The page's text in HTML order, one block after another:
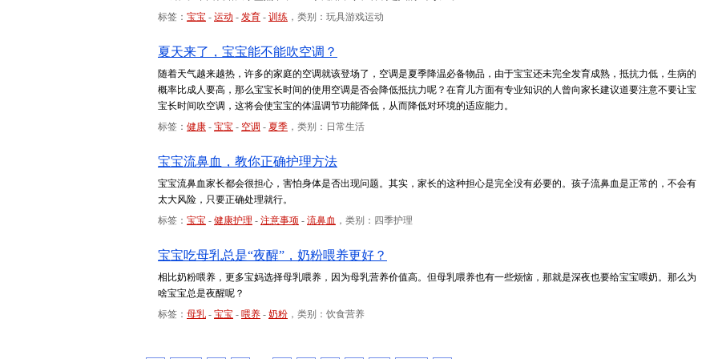
标签： 宝宝 - 运动 - 发育 - 训练 ，类别：玩具游戏运动
夏天来了，宝宝能不能吹空调？
随着天气越来越热，许多的家庭的空调就该登场了，空调是夏季降温必备物品，由于宝宝还未完全发育成熟，抵抗力低，生病的
概率比成人要高，那么宝宝长时间的使用空调是否会降低抵抗力呢？在育儿方面有专业知识的人曾向家长建议道要注意不要让宝
宝长时间吹空调，这将会使宝宝的体温调节功能降低，从而降低对环境的适应能力。
标签： 健康 - 宝宝 - 空调 - 夏季 ，类别：日常生活
宝宝流鼻血，教你正确护理方法
宝宝流鼻血家长都会很担心，害怕身体是否出现问题。其实，家长的这种担心是完全没有必要的。孩子流鼻血是正常的，不会有
太大风险，只要正确处理就行。
标签： 宝宝 - 健康护理 - 注意事项 - 流鼻血 ，类别：四季护理
宝宝吃母乳总是“夜醒”，奶粉喂养更好？
相比奶粉喂养，更多宝妈选择母乳喂养，因为母乳营养价值高。但母乳喂养也有一些烦恼，那就是深夜也要给宝宝喂奶。那么为
啥宝宝总是夜醒呢？
标签： 母乳 - 宝宝 - 喂养 - 奶粉 ，类别：饮食营养